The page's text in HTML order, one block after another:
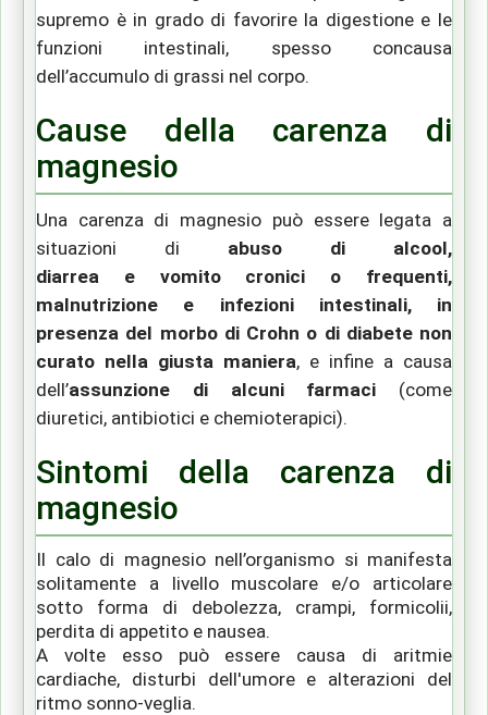
supremo è in grado di favorire la digestione e le
funzioni intestinali, spesso concausa
dell’accumulo di grassi nel corpo.
Cause della carenza di
magnesio
Una carenza di magnesio può essere legata a
situazioni di abuso di alcool,
diarrea e vomito cronici o frequenti,
malnutrizione e infezioni intestinali, in
presenza del morbo di Crohn o di diabete non
curato nella giusta maniera, e infine a causa
dell’assunzione di alcuni farmaci (come
diuretici, antibiotici e chemioterapici).
Sintomi della carenza di
magnesio
Il calo di magnesio nell’organismo si manifesta
solitamente a livello muscolare e/o articolare
sotto forma di debolezza, crampi, formicolii,
perdita di appetito e nausea.
A volte esso puòessere causa di aritmie
cardiache, disturbi dell'umore e alterazioni del
ritmo sonno-veglia.